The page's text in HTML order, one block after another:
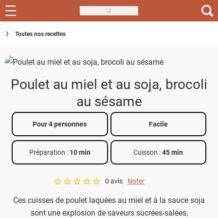
Skip
to
main
Recettes
Inspirations
Actus
Téléchargez l'app Saveurs Recettes
Index des recettes
Toutes nos recettes
Poulet au miel et au soja, brocoli
au sésame
Pour 4 personnes Facile
Préparation : 10 min Cuisson :45 min
A star rating of 0 out of 5.
0 avis Noter
Ces cuisses de poulet laquées au miel et à la sauce soja
sont une explosion de saveurs sucrées-salées,